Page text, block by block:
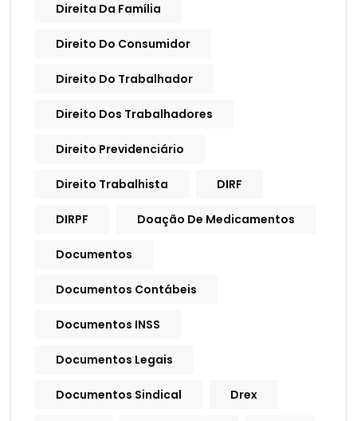
Direita Da Família
Direito Do Consumidor
Direito Do Trabalhador
Direito Dos Trabalhadores
Direito Previdenciário
Direito Trabalhista DIRF
DIRPF Doação De Medicamentos
Documentos
Documentos Contábeis
Documentos INSS
Documentos Legais
Documentos Sindical Drex